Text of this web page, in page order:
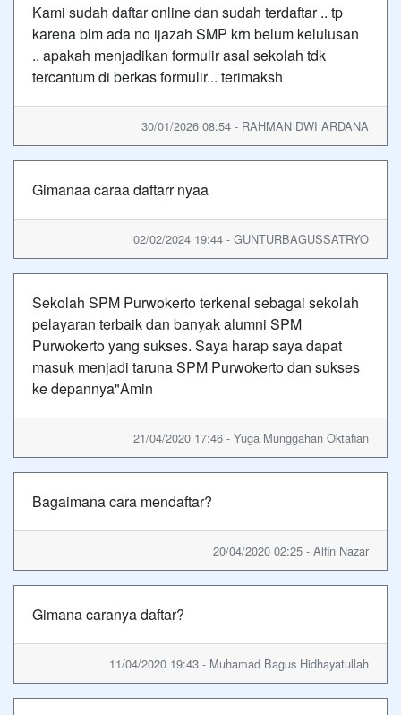
Kami sudah daftar online dan sudah terdaftar .. tp
karena blm ada no ijazah SMP krn belum kelulusan
.. apakah menjadikan formulir asal sekolah tdk
tercantum di berkas formulir... terimaksh
30/01/2026 08:54 - RAHMAN DWI ARDANA
Gimanaa caraa daftarr nyaa
02/02/2024 19:44 - GUNTURBAGUSSATRYO
Sekolah SPM Purwokerto terkenal sebagai sekolah
pelayaran terbaik dan banyak alumni SPM
Purwokerto yang sukses. Saya harap saya dapat
masuk menjadi taruna SPM Purwokerto dan sukses
ke depannya"Amin
21/04/2020 17:46 - Yuga Munggahan Oktafian
Bagaimana cara mendaftar?
20/04/2020 02:25 - Alfin Nazar
Gimana caranya daftar?
11/04/2020 19:43 - Muhamad Bagus Hidhayatullah